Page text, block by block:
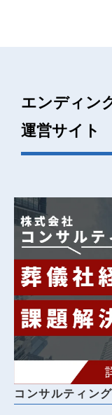
エンディン
運営サイト
コンサルティン